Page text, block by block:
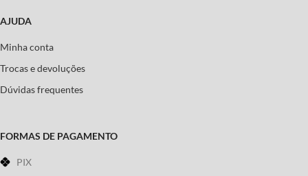
AJUDA
Minha conta
Trocas e devoluções
Dúvidas frequentes
FORMAS DE PAGAMENTO
PIX